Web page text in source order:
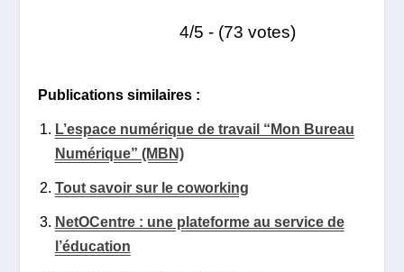
4/5 - (73 votes)
Publications similaires :
L’espace numérique de travail “Mon Bureau
Numérique” (MBN)
Tout savoir sur le coworking
NetOCentre : une plateforme au service de
l’éducation